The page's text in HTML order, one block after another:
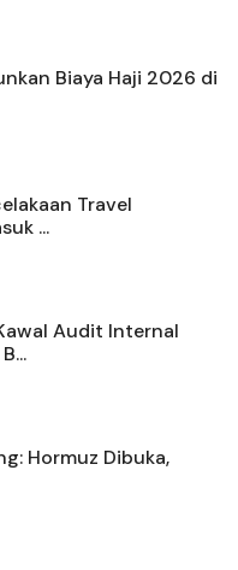
Biaya Haji 2026 di
Travel
...
Audit Internal
Hormuz Dibuka,